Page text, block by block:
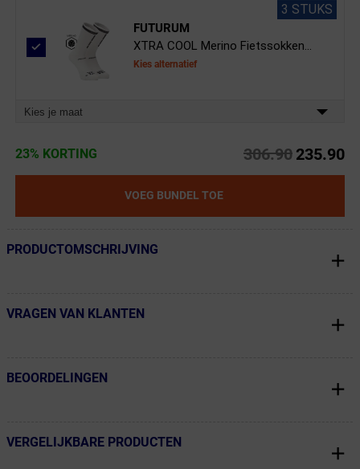
3 STUKS
FUTURUM
XTRA COOL Merino Fietssokken...
Kies alternatief
Kies je maat
23% KORTING 306.90 235.90
VOEG BUNDEL TOE
← Terug naar productnavigatie
PRODUCTOMSCHRIJVING
← Terug naar productnavigatie
VRAGEN VAN KLANTEN
← Terug naar productnavigatie
BEOORDELINGEN
← Terug naar productnavigatie
VERGELIJKBARE PRODUCTEN